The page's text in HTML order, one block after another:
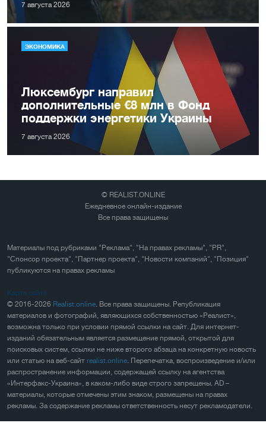
7 августа 2026
ЭКОНОМИКА
Люксембург направил
дополнительные €8 млн в Фонд
поддержки энергетики Украины
7 августа 2026
© REALIST.ONLINE
Ежедневное онлайн-издание
Все права защищены
Материалы под рубриками "Реклама", "На правах рекламы", "PR",
"Спонсор проекта", "Партнер проекта", "Новости компаний", "Позиция"
публикуются на правах рекламы
Карта сайта
© 2016-2026 Realist.online. Все права защищены. Републикация
материалов и фотографий, являющихся собственностью «Реалист»,
возможна только при условии прямой ссылки на сайт. Для интернет-
изданий обязательным является размещение прямой, открытой для
поисковых систем, ссылки не ниже второго абзаца на конкретную новость
или статью на веб-сайт realist.online. Перепечатка, воспроизведение и/или
распространение информации, содержащей ссылку на агентства
«Интерфакс-Украина», в каком-либо виде строго запрещены. AD –
материалы, которые отмечены этим знаком, размещены на правах
рекламы. За содержание рекламы ответственность несут рекламодатели.